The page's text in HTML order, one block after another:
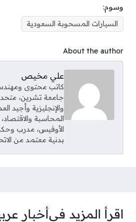
وسوم:
السيارات المسحوبة السعودية
About the author
علي مخيص
كاتب محتوى
جامعة تشرين، متحدث
والإنجليزية وأجيد
المحاسبة والاقتصاد،
الأوفيس، مدرب
بدنية معتمد من
اقرأ المزيد فيأخبار